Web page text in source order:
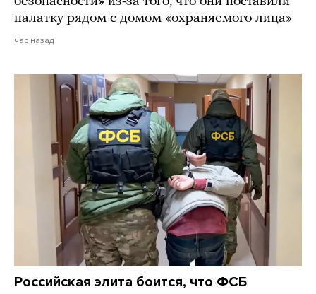
палатку рядом с домом «охраняемого лица»
час назад
Российская элита боится, что ФСБ